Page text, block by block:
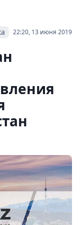
22:20, 13 июня 2019